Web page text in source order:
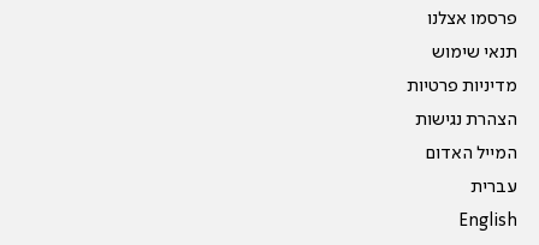
פרסמו אצלנו
תנאי שימוש
מדיניות פרטיות
הצהרת נגישות
המייל האדום
עברית
English